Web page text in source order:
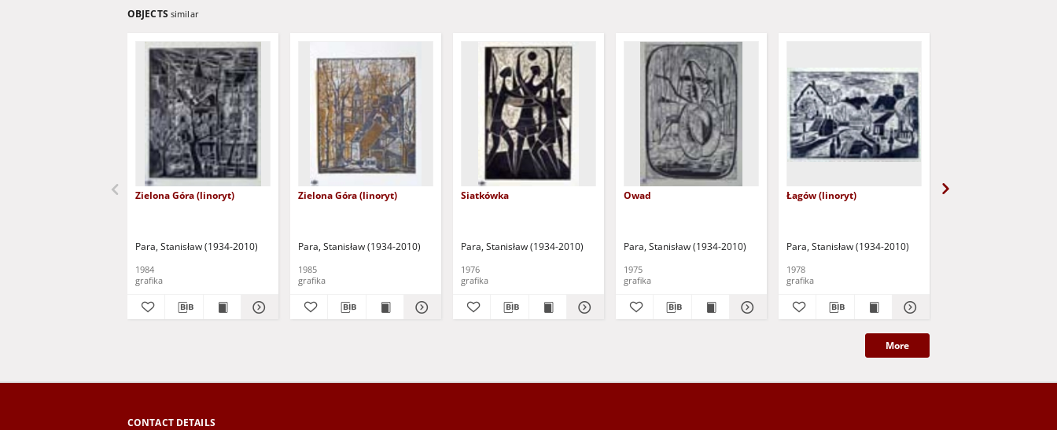
OBJECTS similar
Zielona Góra (linoryt)
Para, Stanisław (1934-2010)
1984
grafika
Zielona Góra (linoryt)
Para, Stanisław (1934-2010)
1985
grafika
Siatkówka
Para, Stanisław (1934-2010)
1976
grafika
Owad
Para, Stanisław (1934-2010)
1975
grafika
Łagów (linoryt)
Para, Stanisław (1934-2010)
1978
grafika
More
CONTACT DETAILS